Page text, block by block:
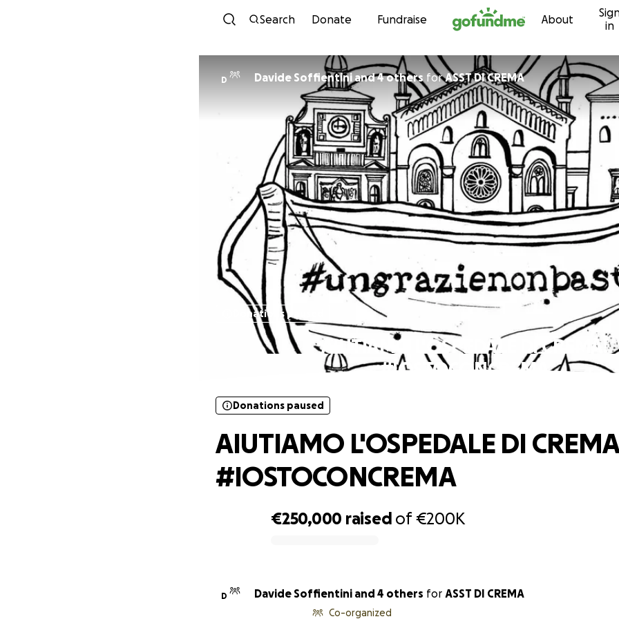
Skip to content
Search Donate Fundraise About
in
D Davide Soffientini and 4 others for ASST DI CREMA
Donations paused
AIUTIAMO L'OSPEDALE DI CREMA!
#IOSTOCONCREMA
€250,000 raised of€200K
Donations paused
AIUTIAMO L'OSPEDALE DI
#IOSTOCONCREMA
D Davide Soffientini and 4 others for ASST DI CREMA
Co-organized